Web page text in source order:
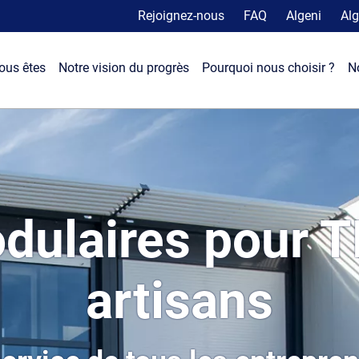
Rejoignez-nous FAQ Algeni
êtes Notre vision du progrès Pourquoi nous choisir ?
pour
artisans